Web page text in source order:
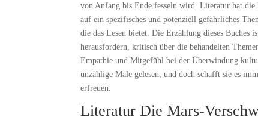
von Anfang bis Ende fesseln wird. Literatur hat
auf ein spezifisches und potenziell gefährliches
die das Lesen bietet. Die Erzählung dieses Buches
herausfordern, kritisch über die behandelten
Empathie und Mitgefühl bei der Überwindung
unzählige Male gelesen, und doch schafft sie es
erfreuen.
Literatur Die Mars-